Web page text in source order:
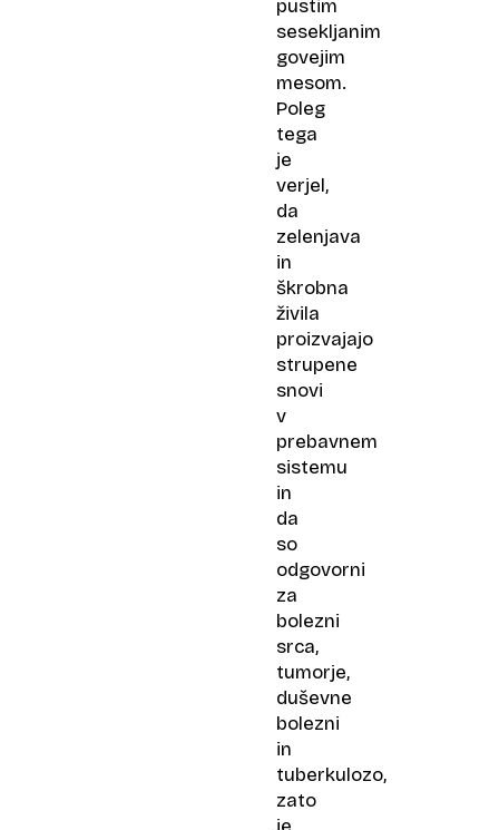
pustim
sesekljanim
govejim
mesom.
Poleg
tega
je
verjel,
da
zelenjava
in
škrobna
živila
proizvajajo
strupene
snovi
v
prebavnem
sistemu
in
da
so
odgovorni
za
bolezni
srca,
tumorje,
duševne
bolezni
in
tuberkulozo,
zato